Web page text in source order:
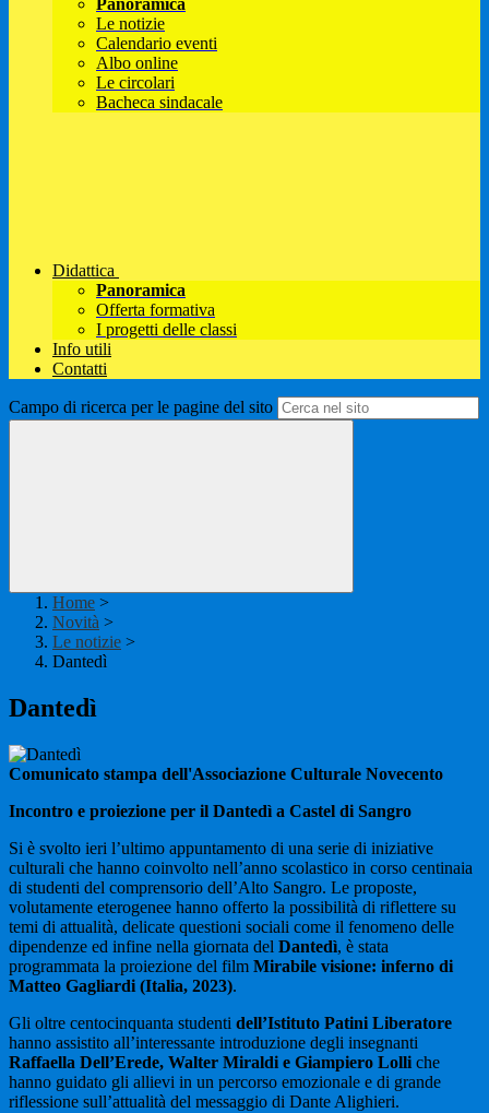
Panoramica
Le notizie
Calendario eventi
Albo online
Le circolari
Bacheca sindacale
Didattica
Panoramica
Offerta formativa
I progetti delle classi
Info utili
Contatti
Campo di ricerca per le pagine del sito
Home >
Novità >
Le notizie >
Dantedì
Dantedì
Comunicato stampa dell'Associazione Culturale Novecento
Incontro e proiezione per il Dantedì a Castel di Sangro
Si è svolto ieri l’ultimo appuntamento di una serie di iniziative
culturali che hanno coinvolto nell’anno scolastico in corso centinaia
di studenti del comprensorio dell’Alto Sangro. Le proposte,
volutamente eterogenee hanno offerto la possibilità di riflettere su
temi di attualità, delicate questioni sociali come il fenomeno delle
dipendenze ed infine nella giornata del Dantedì, è stata
programmata la proiezione del film Mirabile visione: inferno di
Matteo Gagliardi (Italia, 2023).
Gli oltre centocinquanta studenti dell’Istituto Patini Liberatore
hanno assistito all’interessante introduzione degli insegnanti
Raffaella Dell’Erede, Walter Miraldi e Giampiero Lolli che
hanno guidato gli allievi in un percorso emozionale e di grande
riflessione sull’attualità del messaggio di Dante Alighieri.